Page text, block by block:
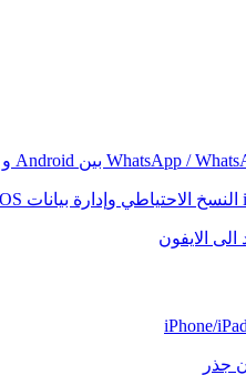
النسخ الاحتياطي وإدارة بيانات iOS بسهولة
الى الايفون
جذر